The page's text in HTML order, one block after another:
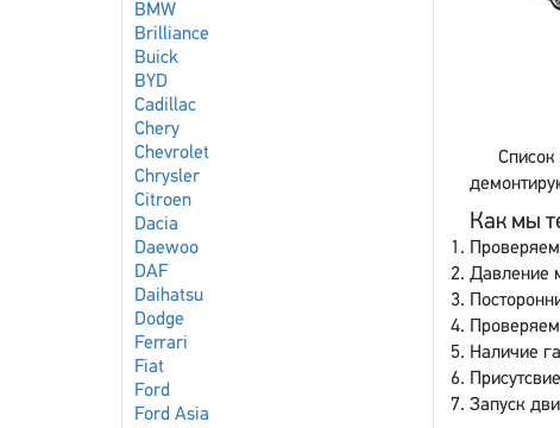
BMW
Brilliance
Buick
BYD
Cadillac
Chery
Chevrolet
Chrysler
Citroen
Dacia
Daewoo
DAF
Daihatsu
Dodge
Ferrari
Fiat
Ford
Ford Asia
Как мы
Давление
Наличие
Запуск